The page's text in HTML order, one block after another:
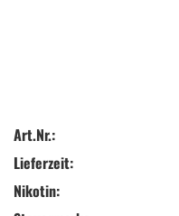
Art.Nr.:
Lieferzeit:
Nikotin: